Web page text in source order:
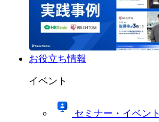
お役立ち情報
イベント
セミナー・イベント